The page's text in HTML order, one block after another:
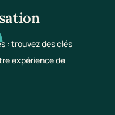
: trouvez des clés
expérience de